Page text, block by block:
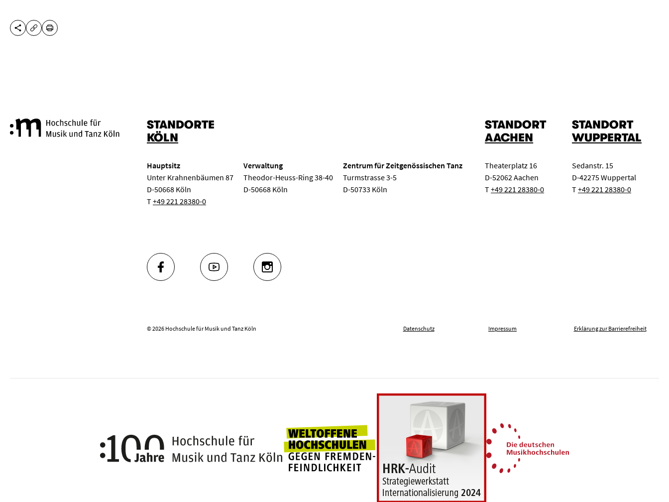
DIESE SEITE TEILEN
URL KOPIEREN
DRUCKEN
Hochschule für Musik und Tanz Köln
STANDORTE
KÖLN
Hauptsitz
Unter Krahnenbäumen 87
D-50668 Köln
T+49 221 28380-0
Verwaltung
Theodor-Heuss-Ring 38-40
D-50668 Köln
Zentrum für Zeitgenössischen Tanz
Turmstrasse 3-5
D-50733 Köln
STANDORT
AACHEN
Theaterplatz 16
D-52062 Aachen
T+49 221 28380-0
STANDORT
WUPPERTAL
Sedanstr. 15
D-42275 Wuppertal
T+49 221 28380-0
FACEBOOK YOUTUBE INSTAGRAM
© 2026 Hochschule für Musik und Tanz Köln Datenschutz Impressum Erklärung zur Barrierefreiheit
100 Jahre Hochschule für Musik und Tanz Köln
Weltoffene Hochschulen gegen Fremdenfeindlichkeit